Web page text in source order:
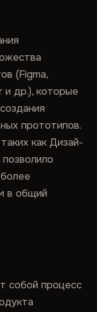
(Figma,
и др.), которые
прототипов.
как Дизай-
в общий
собой процесс